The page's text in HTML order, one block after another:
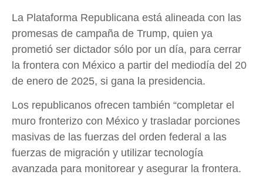
La Plataforma Republicana está alineada con las
promesas de campaña de Trump, quien ya
prometió ser dictador sólo por un día, para cerrar
la frontera con México a partir del mediodía del 20
de enero de 2025, si gana la presidencia.
Los republicanos ofrecen también “completar el
muro fronterizo con México y trasladar porciones
masivas de las fuerzas del orden federal a las
fuerzas de migración y utilizar tecnología
avanzada para monitorear y asegurar la frontera.